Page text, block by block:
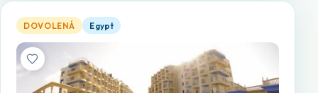
Sphinx Aqua Park Beach Resort — otevřít detail
DOVOLENÁ Egypt